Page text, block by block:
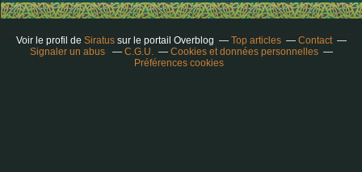
Voir le profil de Siratussur le portail Overblog Top articles
Contact
Signaler un abus
C.G.U.
Cookies et données personnelles
Préférences cookies